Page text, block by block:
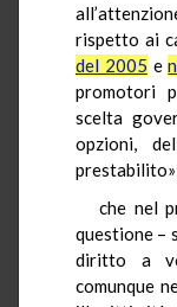
rispetto ai
del 2005 e
promotori
scelta
opzioni,
che nel
questione –
diritto a
comunque